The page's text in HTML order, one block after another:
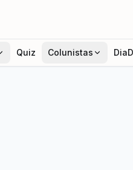
Quiz Colunistas